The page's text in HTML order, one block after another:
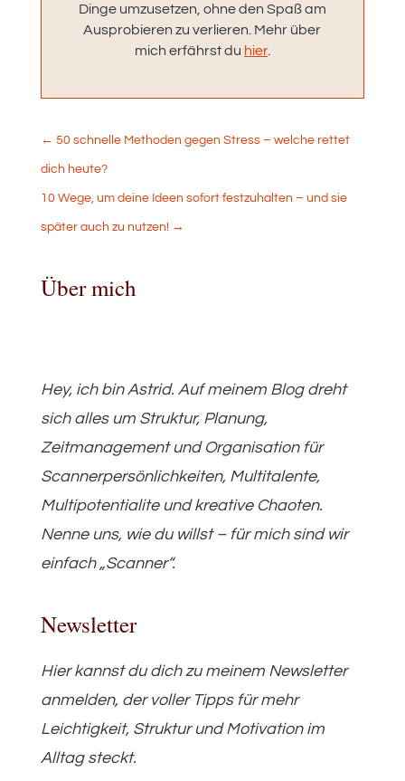
Dinge umzusetzen, ohne den Spaß am
Ausprobieren zu verlieren. Mehr über
mich erfährst du hier.
← 50 schnelle Methoden gegen Stress – welche rettet
dich heute?
10 Wege, um deine Ideen sofort festzuhalten – und sie
später auch zu nutzen!→
Über mich
Hey, ich bin Astrid. Auf meinem Blog dreht
sich alles um Struktur, Planung,
Zeitmanagement und Organisation für
Scannerpersönlichkeiten, Multitalente,
Multipotentialite und kreative Chaoten.
Nenne uns, wie du willst – für mich sind wir
einfach „Scanner“.
Newsletter
Hier kannst du dich zu meinem Newsletter
anmelden, der voller Tipps für mehr
Leichtigkeit, Struktur und Motivation im
Alltag steckt.